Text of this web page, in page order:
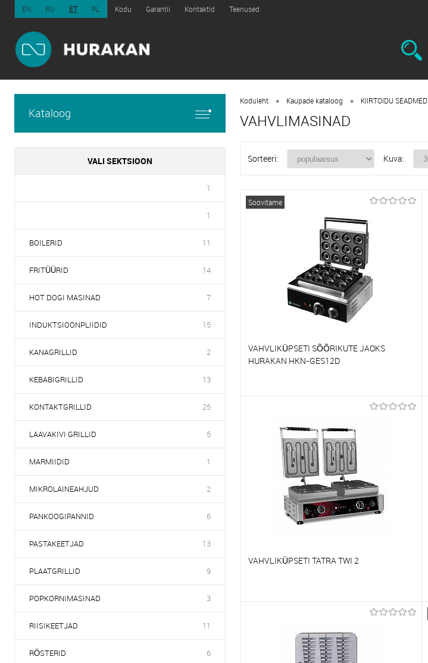
EN RU ET PL Kodu Garantii Kontaktid Teenused
Kataloog
VALI SEKTSIOON
1
1
BOILERID 11
FRITÜÜRID 14
HOT DOGI MASINAD 7
INDUKTSIOONPLIIDID 15
KANAGRILLID 2
KEBABIGRILLID 13
KONTAKTGRILLID 25
LAAVAKIVI GRILLID 5
MARMIIDID 1
MIKROLAINEAHJUD 2
PANKOOGIPANNID 6
PASTAKEETJAD 13
PLAATGRILLID 9
POPKORNIMASINAD 3
RIISIKEETJAD 11
RÖSTERID 6
Koduleht • Kaupade kataloog • KIIRTOIDU SEADMED
VAHVLIMASINAD
Sorteeri: Kuva:
Soovitame
VAHVLIKÜPSETI SÕÕRIKUTE JAOKS
HURAKAN HKN-GES12D
Et lemmikutele
Tellimisel
VAHVLIKÜPSETI TATRA TWI 2
Et lemmikutele
Tellimisel